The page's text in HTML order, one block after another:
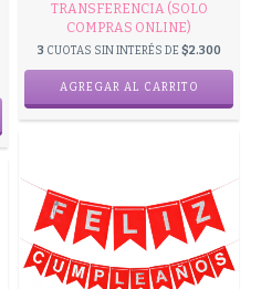
TRANSFERENCIA (SOLO
COMPRAS ONLINE)
3 CUOTAS SIN INTERÉS DE $2.300